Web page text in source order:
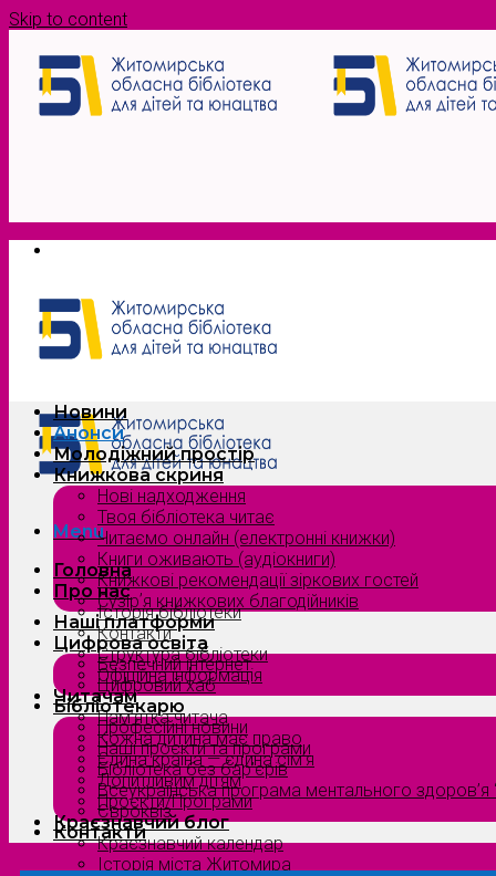
Skip to content
Menu
Головна
Про нас
Історія бібліотеки
Контакти
Структура бібліотеки
Офіційна інформація
Читачам
Пам’ятка читача
Кожна дитина має право
Єдина країна — єдина сім’я
Допитливим дітям
Проєкти/Програми
Краєзнавчий блог
Краєзнавчий календар
Історія міста Житомира
Новини
Анонси
Молодіжний простір
Книжкова скриня
Нові надходження
Твоя бібліотека читає
Читаємо онлайн (електронні книжки)
Книги оживають (аудіокниги)
Книжкові рекомендації зіркових гостей
Сузірʼя книжкових благодійників
Наші платформи
Цифрова освіта
Безпечний інтернет
Цифровий хаб
Бібліотекарю
Професійні новини
Наші проєкти та програми
Бібліотека без бар’єрів
Всеукраїнська програма ментального здоров’я
Євроквіз
Контакти